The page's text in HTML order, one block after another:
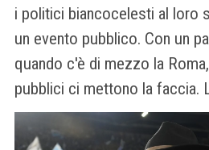
i politici biancocelesti al loro
un evento pubblico. Con un
quando c'è di mezzo la
pubblici ci mettono la faccia.